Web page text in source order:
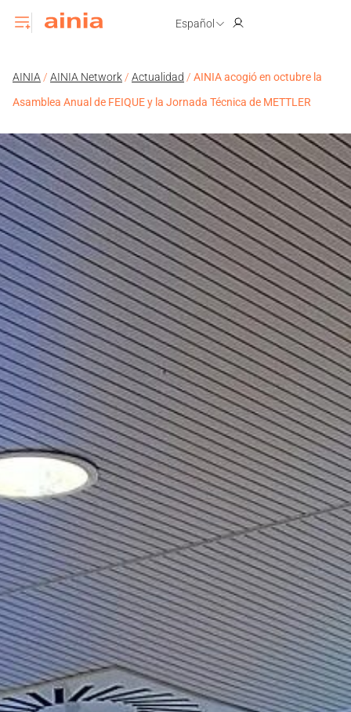
Español
AINIA / AINIA Network / Actualidad / AINIA acogió en octubre la
Asamblea Anual de FEIQUE y la Jornada Técnica de METTLER